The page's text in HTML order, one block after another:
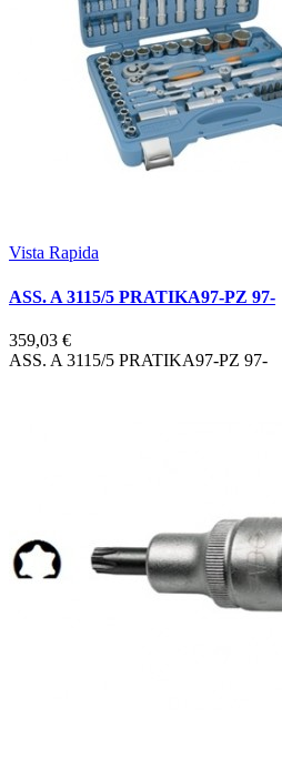
Vista Rapida
ASS. A 3115/5 PRATIKA97-PZ 97-
359,03 €
ASS. A 3115/5 PRATIKA97-PZ 97-